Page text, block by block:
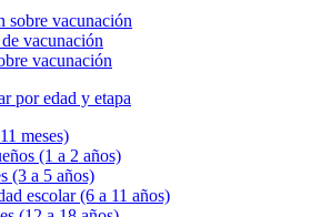
sobre vacunación
vacunación
vacunación
por edad y etapa
meses)
(1 a 2 años)
(3 a 5 años)
escolar (6 a 11 años)